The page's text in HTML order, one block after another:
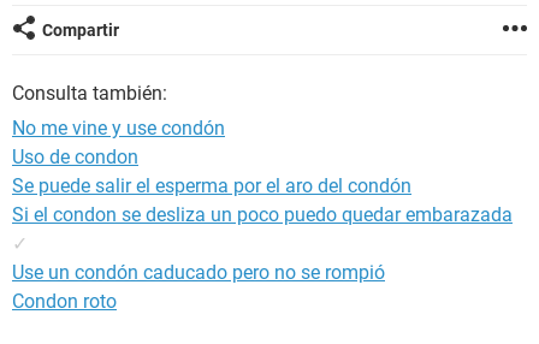
GLOSARIO
Compartir
Consulta también:
No me vine y use condón
Uso de condon
Se puede salir el esperma por el aro del condón
Si el condon se desliza un poco puedo quedar embarazada
✓
Use un condón caducado pero no se rompió
Condon roto